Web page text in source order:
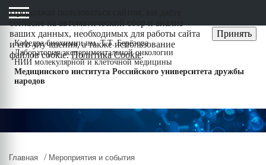
Кафедра биохимии им. Т.Т. Берёзова
Лаборатория экспериментальной онкологии
НИИ молекулярной и клеточной медицины
Медицинского института Российского университета дружбы
народов
Главная / Мероприятия и события
Продолжая пользоваться сайтом, вы даёте
ваших данных, необходимых для работы сайта
и его улучшения, а также использование
файлов cookie.Политика Cookie.
Принять